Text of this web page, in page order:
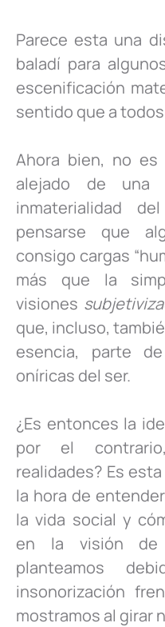
Parece esta una
baladí para
escenificación
sentido que a
Ahora bien, no
alejado de
inmaterialidad
pensarse que
consigo cargas
más que la
visiones
que, incluso,
esencia, parte
oníricas del ser.
¿Es entonces la
por el
realidades? Es
la hora de
la vida social y
en la visión de
planteamos
insonorización
mostramos al girar